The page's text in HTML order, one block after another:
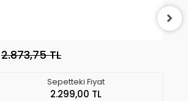
2.873,75 TL
Sepetteki Fiyat
2.299,00 TL